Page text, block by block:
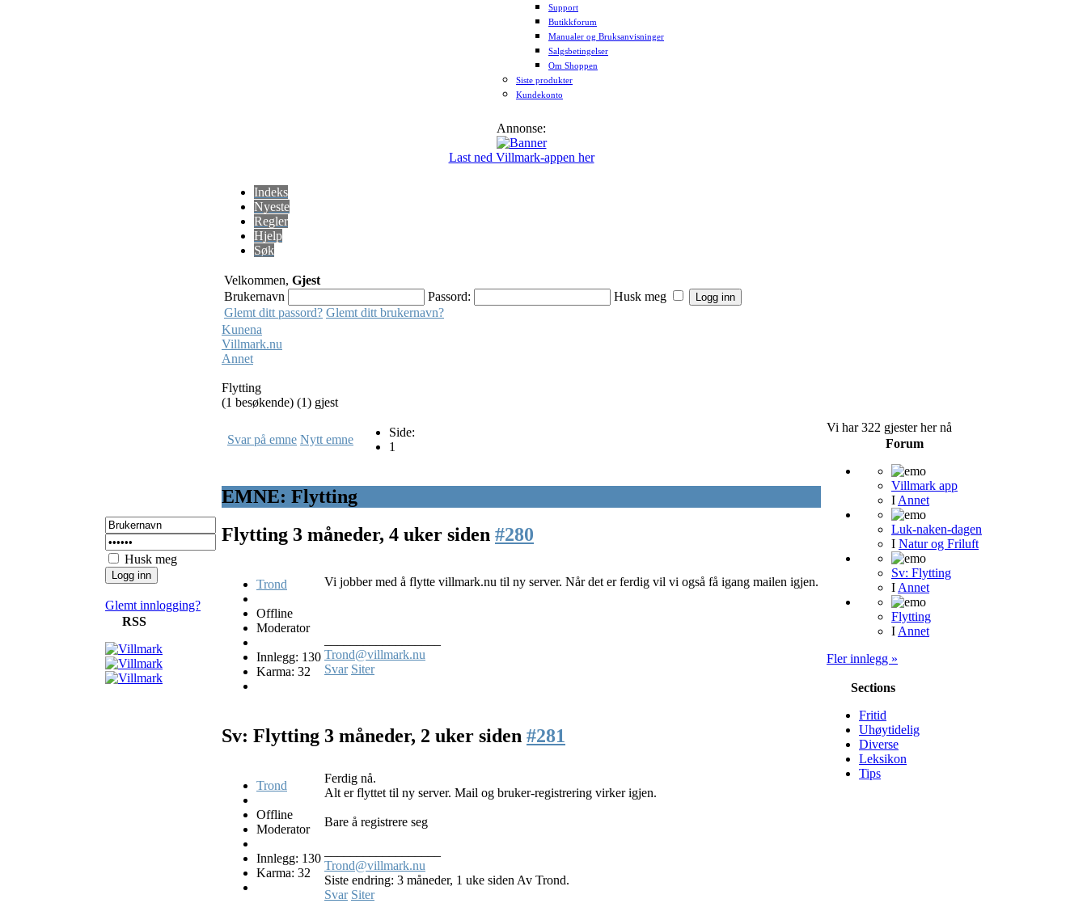
Support
Butikkforum
Manualer og Bruksanvisninger
Salgsbetingelser
Om Shoppen
Siste produkter
Kundekonto
Husk meg
Glemt innlogging?
RSS
Annonse:
Last ned Villmark-appen her
Indeks
Nyeste
Regler
Hjelp
Søk
Velkommen, Gjest
Brukernavn
Passord:
Husk meg
Glemt ditt passord? Glemt ditt brukernavn?
Kunena
Villmark.nu
Annet
Flytting
(1 besøkende) (1) gjest
Svar på emne Nytt emne
Side:
1
EMNE: Flytting
Flytting 3 måneder, 4 uker siden #280
Trond
Offline
Moderator
Innlegg: 130
Karma: 32
Vi jobber med å flytte villmark.nu til ny server. Når det er ferdig vil vi også få igang mailen igjen.
Trond@villmark.nu
Svar Siter
Sv: Flytting 3 måneder, 2 uker siden #281
Trond
Offline
Moderator
Innlegg: 130
Karma: 32
Ferdig nå.
Alt er flyttet til ny server. Mail og bruker-registrering virker igjen.
Bare å registrere seg
Trond@villmark.nu
Siste endring: 3 måneder, 1 uke siden Av Trond.
Svar Siter
Vi har 322 gjester her nå
Forum
Villmark app
I Annet
Luk-naken-dagen
I Natur og Friluft
Sv: Flytting
I Annet
Flytting
I Annet
Fler innlegg »
Sections
Fritid
Uhøytidelig
Diverse
Leksikon
Tips